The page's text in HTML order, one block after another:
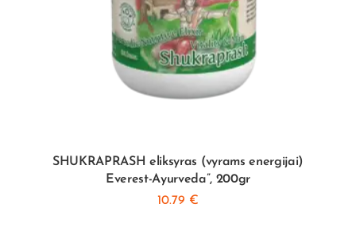
SHUKRAPRASH eliksyras (vyrams energijai)
Everest-Ayurveda”, 200gr
10.79 €